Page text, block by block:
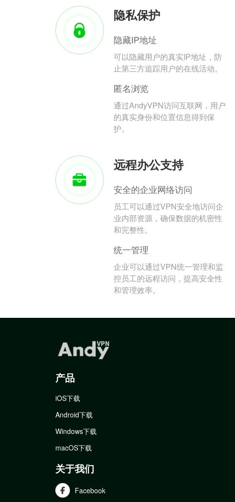
隐私保护
隐藏IP地址
可以隐藏用户的真实IP地址，防
止第三方追踪用户的在线活动。
匿名浏览
通过AndyVPN访问互联网，用户
的真实身份和位置信息得到保
护。
远程办公支持
安全的企业网络访问
员工可以通过VPN安全地访问企
业内部资源，确保数据的机密性
和完整性。
统一管理
企业可以通过VPN统一管理和监
控员工的远程访问，提高安全性
和管理效率。
产品
iOS下载
Android下载
Windows下载
macOS下载
关于我们
Facebook